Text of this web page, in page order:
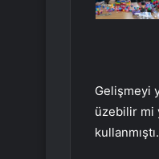
Gelişmeyi
üzebilir mi